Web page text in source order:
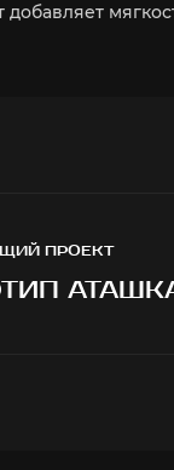
И
ПРОЕКТ